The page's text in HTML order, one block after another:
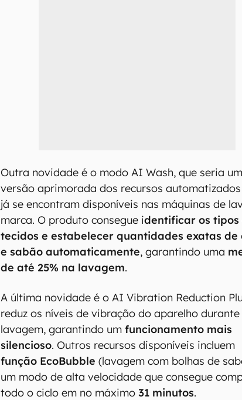
Outra novidade é o modo AI Wash, que seria
versão aprimorada dos recursos
já se encontram disponíveis nas máquinas de
marca. O produto consegue identificar os tipos
tecidos e estabelecer quantidades exatas de
e sabão automaticamente, garantindo uma
de até 25% na lavagem.
A última novidade é o AI Vibration Reduction
reduz os níveis de vibração do aparelho durante
lavagem, garantindo umfuncionamento mais
silencioso. Outros recursos disponíveis incluem
função EcoBubble (lavagem com bolhas de
um modo de alta velocidade que consegue
todo o ciclo em no máximo31 minutos.